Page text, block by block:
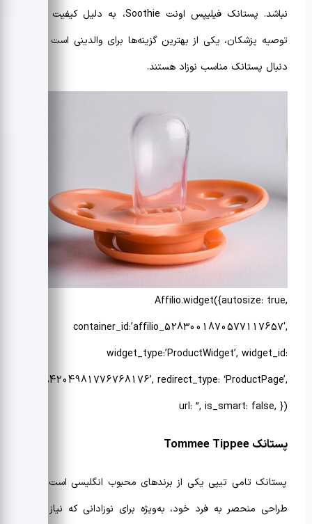
نباشد. پستانک فیلیپس اونت Soothie، به دلیل کیفیت بالا و
توصیه پزشکان، یکی از بهترین گزینه‌ها برای والدینی است که به
دنبال پستانک مناسب نوزاد هستند.
Affilio.widget({autosize: true,
container_id:’affilio_5283001870577117657′,
widget_type:’ProductWidget’, widget_id:
‘5484204981776768176’, redirect_type: ‘ProductPage’,
url: ”, is_smart: false, })
پستانک Tommee Tippee
پستانک تامی تیپی یکی از برندهای محبوب انگلیسی است که با
طراحی منحصر به فرد خود، به‌ویژه برای نوزادانی که نیاز دارند